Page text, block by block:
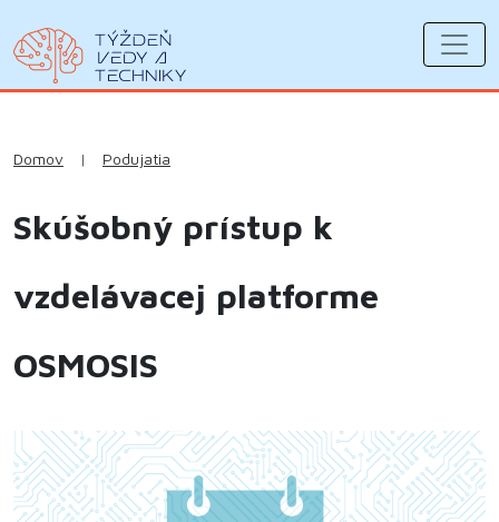
Domov | Podujatia
Skúšobný prístup k
vzdelávacej platforme
OSMOSIS